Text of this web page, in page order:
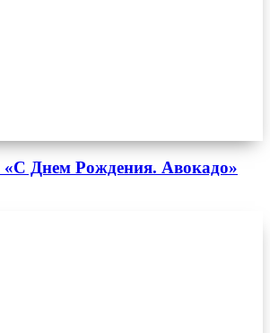
Днем Рождения. Авокадо»